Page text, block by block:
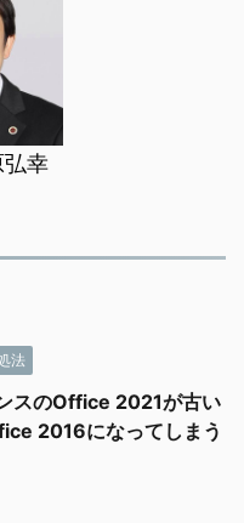
幸
法
スのOffice 2021が古い
2016になってしまう